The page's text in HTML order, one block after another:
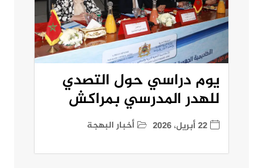
يوم دراسي حول التصدي
للهدر المدرسي بمراكش
22 أبريل، 2026 أخبار البهجة